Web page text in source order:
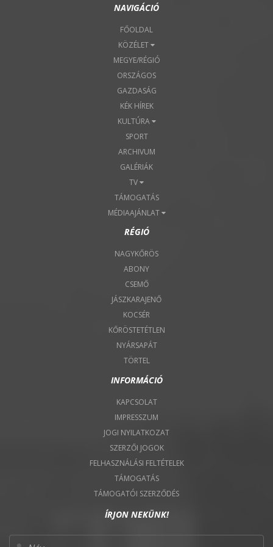
NAVIGÁCIÓ
FŐOLDAL
KÖZÉLET
MEGYE/RÉGIÓ
ORSZÁGOS
GAZDASÁG
KÉK HÍREK
KULTÚRA
SPORT
ARCHIVUM
GALÉRIÁK
TV
TÁMOGATÁS
MÉDIAAJÁNLAT
RÉGIÓ
NAGYKŐRÖS
ABONY
CSEMŐ
JÁSZKARAJENŐ
KOCSÉR
KŐRÖSTETÉTLEN
NYÁRSAPÁT
TÖRTEL
INFORMÁCIÓ
KAPCSOLAT
IMPRESSZUM
JOGI NYILATKOZAT
SZERZŐI JOGOK
FELHASZNÁLÁSI FELTÉTELEK
TÁMOGATÁS
TÁMOGATÓI SZERZŐDÉS
ÍRJON NEKÜNK!